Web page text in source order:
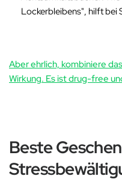
Lockerbleibens", hilft bei
Aber ehrlich, kombiniere
Wirkung. Es ist drug-free
Beste